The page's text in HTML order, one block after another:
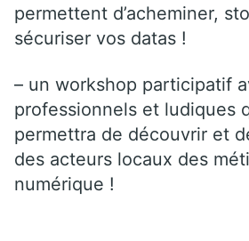
permettent d’acheminer,
sécuriser vos datas !
– un workshop participatif
professionnels et ludiques
permettra de découvrir et
des acteurs locaux des
numérique !